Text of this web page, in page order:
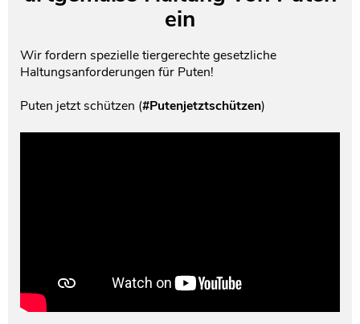
ein
Wir fordern spezielle tiergerechte gesetzliche
Haltungsanforderungen für Puten!
Puten jetzt schützen (#Putenjetztschützen)
Netzwerk- und Kooperationspartner